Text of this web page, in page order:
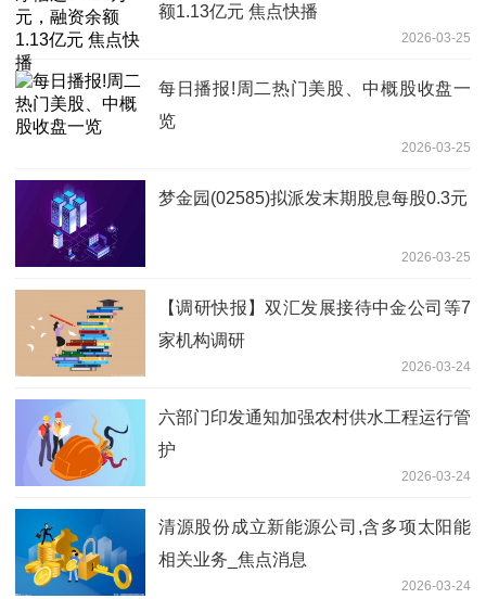
额1.13亿元 焦点快播
2026-03-25
每日播报!周二热门美股、中概股收盘一
览
2026-03-25
梦金园(02585)拟派发末期股息每股0.3元
2026-03-25
【调研快报】双汇发展接待中金公司等7
家机构调研
2026-03-24
六部门印发通知加强农村供水工程运行管
护
2026-03-24
清源股份成立新能源公司,含多项太阳能
相关业务_焦点消息
2026-03-24